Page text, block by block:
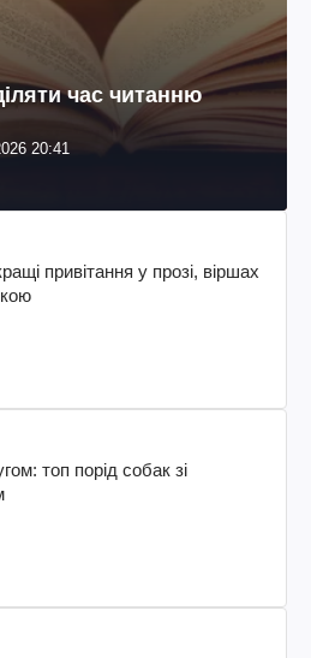
час читанню
20:41
привітання у прозі, віршах
топ порід собак зі